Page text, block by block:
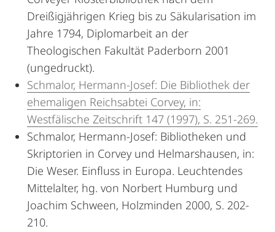
Dreißigjährigen Krieg bis zu Säkularisation im
Jahre 1794, Diplomarbeit an der
Theologischen Fakultät Paderborn 2001
(ungedruckt).
Schmalor, Hermann-Josef: Die Bibliothek der
ehemaligen Reichsabtei Corvey, in:
Westfälische Zeitschrift 147 (1997), S. 251-269.
Schmalor, Hermann-Josef: Bibliotheken und
Skriptorien in Corvey und Helmarshausen, in:
Die Weser. Einfluss in Europa. Leuchtendes
Mittelalter, hg. von Norbert Humburg und
Joachim Schween, Holzminden 2000, S. 202-
210.